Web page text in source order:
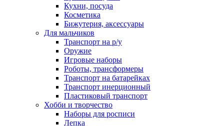
Кухни, посуда
Косметика
Бижутерия, аксессуары
Для мальчиков
Транспорт на р/у
Оружие
Игровые наборы
Роботы, трансформеры
Транспорт на батарейках
Транспорт инерционный
Пластиковый транспорт
Хобби и творчество
Наборы для росписи
Лепка